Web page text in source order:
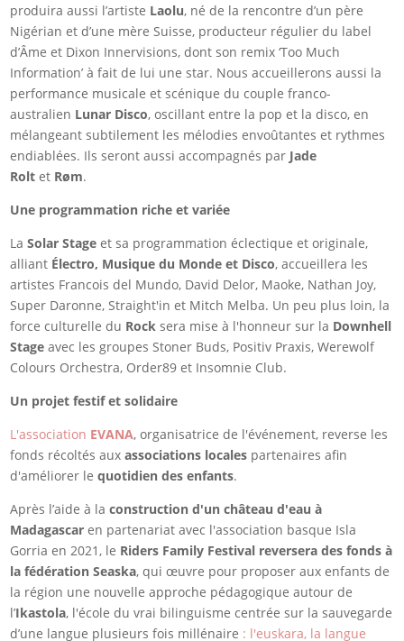
produira aussi l’artiste Laolu, né de la rencontre d’un père
Nigérian et d’une mère Suisse, producteur régulier du label
d’Âme et Dixon Innervisions, dont son remix ‘Too Much
Information’ à fait de lui une star. Nous accueillerons aussi la
performance musicale et scénique du couple franco-
australien Lunar Disco, oscillant entre la pop et la disco, en
mélangeant subtilement les mélodies envoûtantes et rythmes
endiablées. Ils seront aussi accompagnés par Jade
Rolt et Røm.
Une programmation riche et variée
La Solar Stage et sa programmation éclectique et originale,
alliant Électro, Musique du Monde et Disco, accueillera les
artistes Francois del Mundo, David Delor, Maoke, Nathan Joy,
Super Daronne, Straight'in et Mitch Melba. Un peu plus loin, la
force culturelle du Rock sera mise à l'honneur sur la Downhell
Stage avec les groupes Stoner Buds, Positiv Praxis, Werewolf
Colours Orchestra, Order89 et Insomnie Club.
Un projet festif et solidaire
L'association EVANA, organisatrice de l'événement, reverse les
fonds récoltés auxassociations locales partenaires afin
d'améliorer lequotidien des enfants.
Après l’aide à laconstruction d'un château d'eau à
Madagascar en partenariat avec l'association basque Isla
Gorria en 2021, le Riders Family Festival reversera des fonds à
la fédération Seaska, qui œuvre pour proposer aux enfants de
la région une nouvelle approche pédagogique autour de
l’Ikastola, l'école du vrai bilinguisme centrée sur la sauvegarde
d’une langue plusieurs fois millénaire : l'euskara, la langue